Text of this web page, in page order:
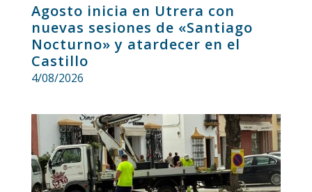
Agosto inicia en Utrera con
nuevas sesiones de «Santiago
Nocturno» y atardecer en el
Castillo
4/08/2026